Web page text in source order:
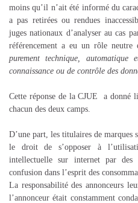
moins qu’il n’ait été informé du
a pas retirées ou rendues
juges nationaux d’analyser au cas
référencement a eu un rôle
purement technique, automatique
connaissance ou de contrôle des
Cette réponse de la CJUE a donné
chacun des deux camps.
D’une part, les titulaires de marques
le droit de s’opposer à
intellectuelle sur internet par
confusion dans l’esprit des
La responsabilité des annonceurs
l’annonceur était constamment